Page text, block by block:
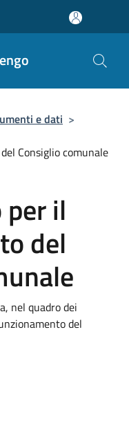
e dati >
Consiglio comunale
il
del
nel quadro dei
del